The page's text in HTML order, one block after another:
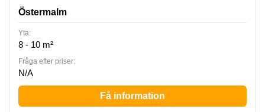
Östermalm
Yta:
8 - 10 m²
Fråga efter priser:
N/A
Få information